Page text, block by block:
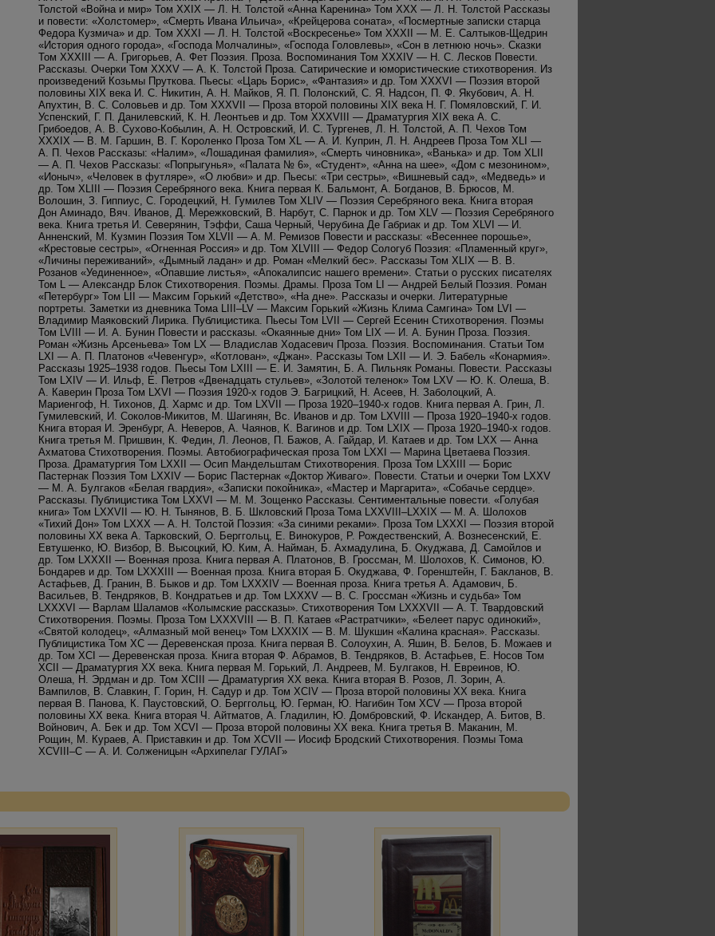
Толстой «Война и мир» Том XXIX — Л. Н. Толстой «Анна Каренина» Том XXX — Л. Н. Толстой Рассказы
и повести: «Холстомер», «Смерть Ивана Ильича», «Крейцерова соната», «Посмертные записки старца
Федора Кузмича» и др. Том XXXI — Л. Н. Толстой «Воскресенье» Том XXXII — М. Е. Салтыков-Щедрин
«История одного города», «Господа Молчалины», «Господа Головлевы», «Сон в летнюю ночь». Сказки
Том XXXIII — А. Григорьев, А. Фет Поэзия. Проза. Воспоминания Том XXXIV — Н. С. Лесков Повести.
Рассказы. Очерки Том XXXV — А. К. Толстой Проза. Сатирические и юмористические стихотворения. Из
произведений Козьмы Пруткова. Пьесы: «Царь Борис», «Фантазия» и др. Том XXXVI — Поэзия второй
половины XIX века И. С. Никитин, А. Н. Майков, Я. П. Полонский, С. Я. Надсон, П. Ф. Якубович, А. Н.
Апухтин, В. С. Соловьев и др. Том XXXVII — Проза второй половины XIX века Н. Г. Помяловский, Г. И.
Успенский, Г. П. Данилевский, К. Н. Леонтьев и др. Том XXXVIII — Драматургия XIX века А. С.
Грибоедов, А. В. Сухово-Кобылин, А. Н. Островский, И. С. Тургенев, Л. Н. Толстой, А. П. Чехов Том
XXXIX — В. М. Гаршин, В. Г. Короленко Проза Том XL — А. И. Куприн, Л. Н. Андреев Проза Том XLI —
А. П. Чехов Рассказы: «Налим», «Лошадиная фамилия», «Смерть чиновника», «Ванька» и др. Том XLII
— А. П. Чехов Рассказы: «Попрыгунья», «Палата № 6», «Студент», «Анна на шее», «Дом с мезонином»,
«Ионыч», «Человек в футляре», «О любви» и др. Пьесы: «Три сестры», «Вишневый сад», «Медведь» и
др. Том XLIII — Поэзия Серебряного века. Книга первая К. Бальмонт, А. Богданов, В. Брюсов, М.
Волошин, З. Гиппиус, С. Городецкий, Н. Гумилев Том XLIV — Поэзия Серебряного века. Книга вторая
Дон Аминадо, Вяч. Иванов, Д. Мережковский, В. Нарбут, С. Парнок и др. Том XLV — Поэзия Серебряного
века. Книга третья И. Северянин, Тэффи, Саша Черный, Черубина Де Габриак и др. Том XLVI — И.
Анненский, М. Кузмин Поэзия Том XLVII — А. М. Ремизов Повести и рассказы: «Весеннее порошье»,
«Крестовые сестры», «Огненная Россия» и др. Том XLVIII — Федор Сологуб Поэзия: «Пламенный круг»,
«Личины переживаний», «Дымный ладан» и др. Роман «Мелкий бес». Рассказы Том XLIX — В. В.
Розанов «Уединенное», «Опавшие листья», «Апокалипсис нашего времени». Статьи о русских писателях
Том L — Александр Блок Стихотворения. Поэмы. Драмы. Проза Том LI — Андрей Белый Поэзия. Роман
«Петербург» Том LII — Максим Горький «Детство», «На дне». Рассказы и очерки. Литературные
портреты. Заметки из дневника Тома LIII–LV — Максим Горький «Жизнь Клима Самгина» Том LVI —
Владимир Маяковский Лирика. Публицистика. Пьесы Том LVII — Сергей Есенин Стихотворения. Поэмы
Том LVIII — И. А. Бунин Повести и рассказы. «Окаянные дни» Том LIX — И. А. Бунин Проза. Поэзия.
Роман «Жизнь Арсеньева» Том LX — Владислав Ходасевич Проза. Поэзия. Воспоминания. Статьи Том
LXI — А. П. Платонов «Чевенгур», «Котлован», «Джан». Рассказы Том LXII — И. Э. Бабель «Конармия».
Рассказы 1925–1938 годов. Пьесы Том LXIII — Е. И. Замятин, Б. А. Пильняк Романы. Повести. Рассказы
Том LXIV — И. Ильф, Е. Петров «Двенадцать стульев», «Золотой теленок» Том LXV — Ю. К. Олеша, В.
А. Каверин Проза Том LXVI — Поэзия 1920-х годов Э. Багрицкий, Н. Асеев, Н. Заболоцкий, А.
Мариенгоф, Н. Тихонов, Д. Хармс и др. Том LXVII — Проза 1920–1940-х годов. Книга первая А. Грин, Л.
Гумилевский, И. Соколов-Микитов, М. Шагинян, Вс. Иванов и др. Том LXVIII — Проза 1920–1940-х годов.
Книга вторая И. Эренбург, А. Неверов, А. Чаянов, К. Вагинов и др. Том LXIX — Проза 1920–1940-х годов.
Книга третья М. Пришвин, К. Федин, Л. Леонов, П. Бажов, А. Гайдар, И. Катаев и др. Том LXX — Анна
Ахматова Стихотворения. Поэмы. Автобиографическая проза Том LXXI — Марина Цветаева Поэзия.
Проза. Драматургия Том LXXII — Осип Мандельштам Стихотворения. Проза Том LXXIII — Борис
Пастернак Поэзия Том LXXIV — Борис Пастернак «Доктор Живаго». Повести. Статьи и очерки Том LXXV
— М. А. Булгаков «Белая гвардия», «Записки покойника», «Мастер и Маргарита», «Собачье сердце».
Рассказы. Публицистика Том LXXVI — М. М. Зощенко Рассказы. Сентиментальные повести. «Голубая
книга» Том LXXVII — Ю. Н. Тынянов, В. Б. Шкловский Проза Тома LXXVIII–LXXIX — М. А. Шолохов
«Тихий Дон» Том LXXX — А. Н. Толстой Поэзия: «За синими реками». Проза Том LXXXI — Поэзия второй
половины ХХ века А. Тарковский, О. Берггольц, Е. Винокуров, Р. Рождественский, А. Вознесенский, Е.
Евтушенко, Ю. Визбор, В. Высоцкий, Ю. Ким, А. Найман, Б. Ахмадулина, Б. Окуджава, Д. Самойлов и
др. Том LXXXII — Военная проза. Книга первая А. Платонов, В. Гроссман, М. Шолохов, К. Симонов, Ю.
Бондарев и др. Том LXXXIII — Военная проза. Книга вторая Б. Окуджава, Ф. Горенштейн, Г. Бакланов, В.
Астафьев, Д. Гранин, В. Быков и др. Том LXXXIV — Военная проза. Книга третья А. Адамович, Б.
Васильев, В. Тендряков, В. Кондратьев и др. Том LXXXV — В. С. Гроссман «Жизнь и судьба» Том
LXXXVI — Варлам Шаламов «Колымские рассказы». Стихотворения Том LXXXVII — А. Т. Твардовский
Стихотворения. Поэмы. Проза Том LXXXVIII — В. П. Катаев «Растратчики», «Белеет парус одинокий»,
«Святой колодец», «Алмазный мой венец» Том LXXXIX — В. М. Шукшин «Калина красная». Рассказы.
Публицистика Том XC — Деревенская проза. Книга первая В. Солоухин, А. Яшин, В. Белов, Б. Можаев и
др. Том XCI — Деревенская проза. Книга вторая Ф. Абрамов, В. Тендряков, В. Астафьев, Е. Носов Том
XCII — Драматургия ХХ века. Книга первая М. Горький, Л. Андреев, М. Булгаков, Н. Евреинов, Ю.
Олеша, Н. Эрдман и др. Том XCIII — Драматургия ХХ века. Книга вторая В. Розов, Л. Зорин, А.
Вампилов, В. Славкин, Г. Горин, Н. Садур и др. Том XCIV — Проза второй половины ХХ века. Книга
первая В. Панова, К. Паустовский, О. Берггольц, Ю. Герман, Ю. Нагибин Том XCV — Проза второй
половины ХХ века. Книга вторая Ч. Айтматов, А. Гладилин, Ю. Домбровский, Ф. Искандер, А. Битов, В.
Войнович, А. Бек и др. Том XCVI — Проза второй половины ХХ века. Книга третья В. Маканин, М.
Рощин, М. Кураев, А. Приставкин и др. Том XCVII — Иосиф Бродский Стихотворения. Поэмы Тома
XCVIII–C — А. И. Солженицын «Архипелаг ГУЛАГ»